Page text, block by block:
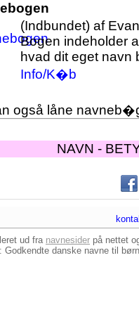
(Indbundet) af
Bogen indeholder
hvad dit eget navn
Info/K�b
også låne
NAVN -
ud fra navnesider på nettet
: Godkendte danske navne til børn